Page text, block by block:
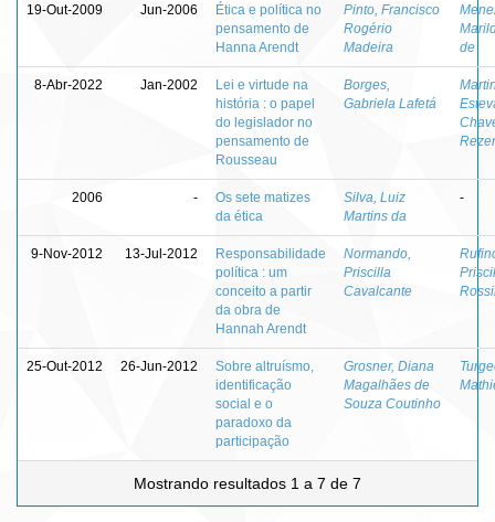
19-Out-2009 Jun-2006
Ética e política no
pensamento de
Hanna Arendt
Pinto, Francisco
Rogério
Madeira
de
8-Abr-2022 Jan-2002
Lei e virtude na
história : o papel
do legislador no
pensamento de
Rousseau
Borges,
Gabriela Lafetá
2006 -
Os sete matizes
da ética
Silva, Luiz
Martins da
-
9-Nov-2012 13-Jul-2012
Responsabilidade
política : um
conceito a partir
da obra de
Hannah Arendt
Normando,
Priscilla
Cavalcante
25-Out-2012 26-Jun-2012
Sobre altruísmo,
identificação
social e o
paradoxo da
participação
Grosner, Diana
Magalhães de
Souza Coutinho
Mostrando resultados 1 a 7 de 7